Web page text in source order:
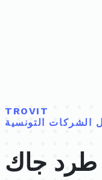
TROVIT
الشركات التونسية
طرد جاك